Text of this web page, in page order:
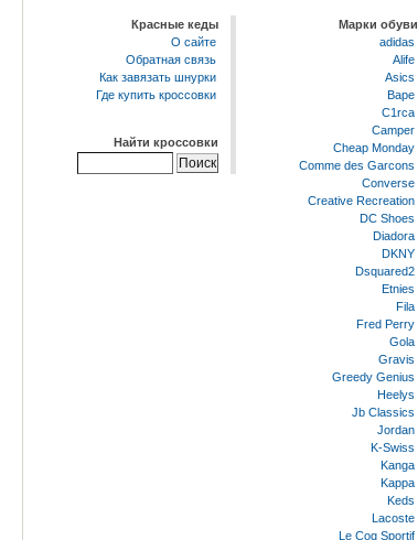
Красные кеды
О сайте
Обратная связь
Как завязать шнурки
Где купить кроссовки
Найти кроссовки
Марки обуви
adidas
Alife
Asics
Bape
C1rca
Camper
Cheap Monday
Comme des Garcons
Converse
Creative Recreation
DC Shoes
Diadora
DKNY
Dsquared2
Etnies
Fila
Fred Perry
Gola
Gravis
Greedy Genius
Heelys
Jb Classics
Jordan
K-Swiss
Kanga
Kappa
Keds
Lacoste
Le Coq Sportif